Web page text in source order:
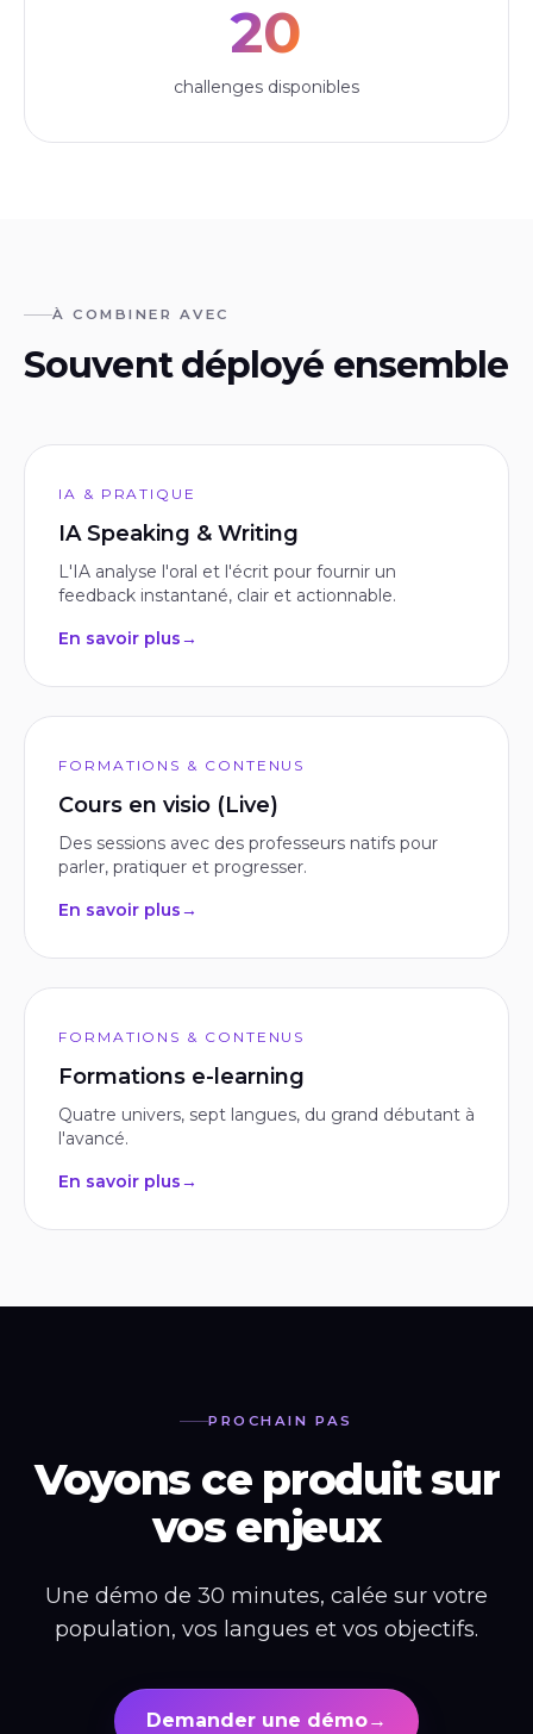
20
challenges disponibles
À COMBINER AVEC
Souvent déployé ensemble
IA & PRATIQUE
IA Speaking & Writing
L'IA analyse l'oral et l'écrit pour fournir un
feedback instantané, clair et actionnable.
En savoir plus→
FORMATIONS & CONTENUS
Cours en visio (Live)
Des sessions avec des professeurs natifs pour
parler, pratiquer et progresser.
En savoir plus→
FORMATIONS & CONTENUS
Formations e-learning
Quatre univers, sept langues, du grand débutant à
l'avancé.
En savoir plus→
PROCHAIN PAS
Voyons ce produit sur
vos enjeux
Une démo de 30 minutes, calée sur votre
population, vos langues et vos objectifs.
Demander une démo→